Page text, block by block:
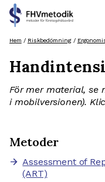
Hoppa
innehåll
Sök
efter:
Hem / Riskbedömning/
För mer material, se
i mobilversionen).
Metoder
arrow_forward Assessment of
(ART)